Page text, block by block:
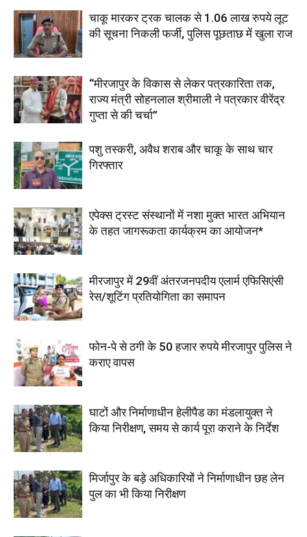
चाकू मारकर ट्रक चालक से 1.06 लाख रुपये लूट
की सूचना निकली फर्जी, पुलिस पूछताछ में खुला राज
“मीरजापुर के विकास से लेकर पत्रकारिता तक,
राज्य मंत्री सोहनलाल श्रीमाली ने पत्रकार वीरेंद्र
गुप्ता से की चर्चा”
पशु तस्करी, अवैध शराब और चाकू के साथ चार
गिरफ्तार
एपेक्स ट्रस्ट संस्थानों में नशा मुक्त भारत अभियान
के तहत जागरूकता कार्यक्रम का आयोजन*
मीरजापुर में 29वीं अंतरजनपदीय एलार्म एफिसिएंसी
रेस/शूटिंग प्रतियोगिता का समापन
फोन-पे से ठगी के 50 हजार रुपये मीरजापुर पुलिस ने
कराए वापस
घाटों और निर्माणाधीन हेलीपैड का मंडलायुक्त ने
किया निरीक्षण, समय से कार्य पूरा कराने के निर्देश
मिर्जापुर के बड़े अधिकारियों ने निर्माणाधीन छह लेन
पुल का भी किया निरीक्षण